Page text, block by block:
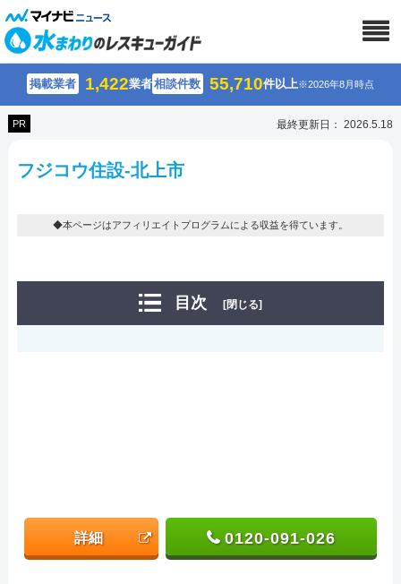
掲載業者 1,422業者相談件数 55,710件以上※2026年8月時点
PR 最終更新日： 2026.5.18
フジコウ住設-北上市
◆本ページはアフィリエイトプログラムによる収益を得ています。
目次 [閉じる]
詳細 0120-091-026